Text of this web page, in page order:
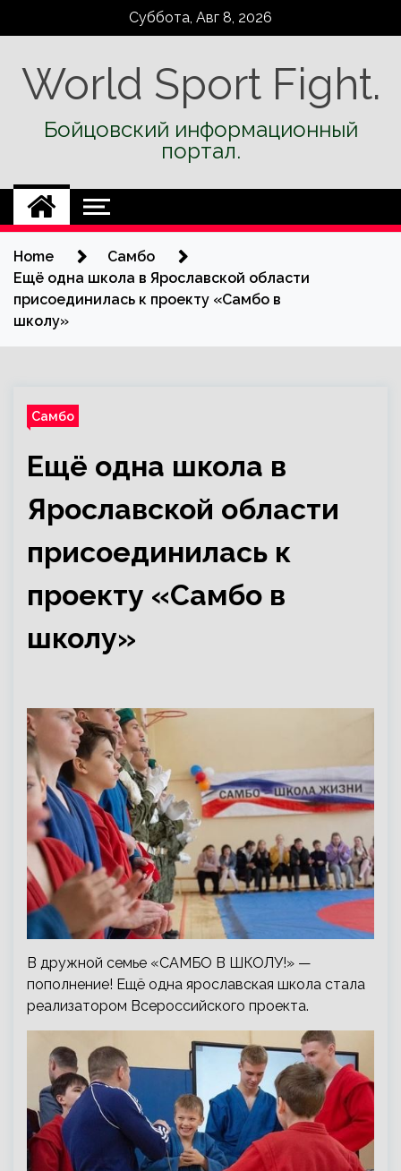
Суббота, Авг 8, 2026
World Sport Fight.
Бойцовский информационный
портал.
Home
Самбо
Ещё одна школа в Ярославской области
присоединилась к проекту «Самбо в
школу»
Самбо
Ещё одна школа в
Ярославской области
присоединилась к
проекту «Самбо в
школу»
В дружной семье «САМБО В ШКОЛУ!» —
пополнение! Ещё одна ярославская школа стала
реализатором Всероссийского проекта.